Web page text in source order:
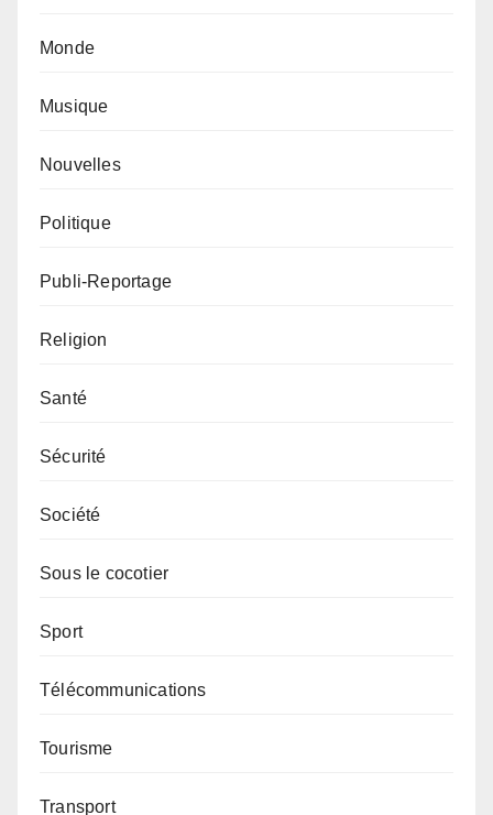
Monde
Musique
Nouvelles
Politique
Publi-Reportage
Religion
Santé
Sécurité
Société
Sous le cocotier
Sport
Télécommunications
Tourisme
Transport